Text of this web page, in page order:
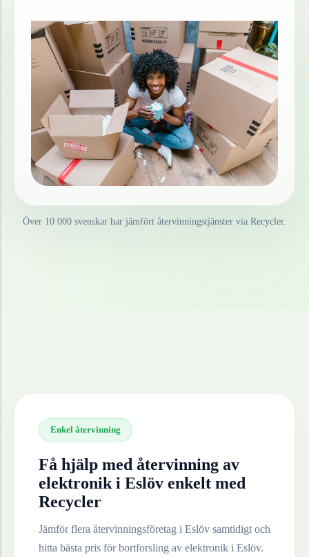
Över 10 000 svenskar har jämfört återvinningstjänster via Recycler.
Enkel återvinning
Få hjälp med återvinning av
elektronik i Eslöv enkelt med
Recycler
Jämför flera återvinningsföretag i Eslöv samtidigt och
hitta bästa pris för bortforsling av elektronik i Eslöv.